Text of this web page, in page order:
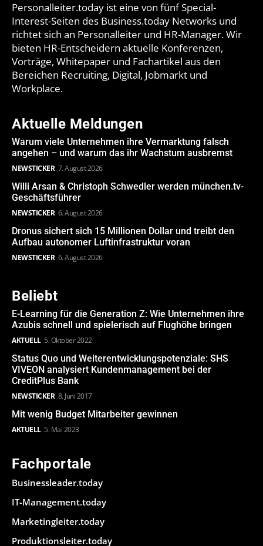
Personalleiter.today ist eine von fünf Special-
Interest-Seiten des Business.today Networks und
richtet sich an Personalleiter und HR-Manager. Wir
bieten HR-Entscheidern aktuelle Konferenzen,
Vorträge, Whitepaper und Fachartikel aus den
Bereichen Recruiting, Digital, Jobmarkt und
Workplace.
Aktuelle Meldungen
Warum viele Unternehmen ihre Vermarktung falsch
angehen – und warum das ihr Wachstum ausbremst
NEWSTICKER 7. August 2026
Willi Arsan & Christoph Schwedler werden münchen.tv-
Geschäftsführer
NEWSTICKER 6. August 2026
Dronus sichert sich 15 Millionen Dollar und treibt den
Aufbau autonomer Luftinfrastruktur voran
NEWSTICKER 6. August 2026
Beliebt
E-Learning für die Generation Z: Wie Unternehmen ihre
Azubis schnell und spielerisch auf Flughöhe bringen
AKTUELL 5. Oktober 2022
Status Quo und Weiterentwicklungspotenziale: SHS
VIVEON analysiert Kundenmanagement bei der
CreditPlus Bank
NEWSTICKER 8. Juni 2017
Mit wenig Budget Mitarbeiter gewinnen
AKTUELL 5. Mai 2023
Fachportale
Businessleader.today
IT-Management.today
Marketingleiter.today
Produktionsleiter.today